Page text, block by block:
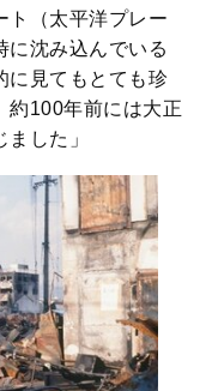
ト（太平洋プレー
に沈み込んでいる
に見てもとても珍
約100年前には大正
した」